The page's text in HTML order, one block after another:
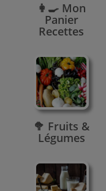
👩‍🍳 Mon
Panier
Recettes
🥦 Fruits &
Légumes